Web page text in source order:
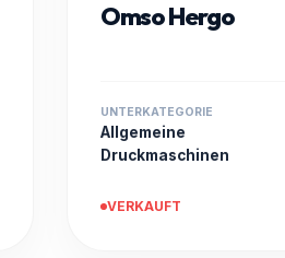
Omso Hergo
UNTERKATEGORIE
Allgemeine
Druckmaschinen
VERKAUFT